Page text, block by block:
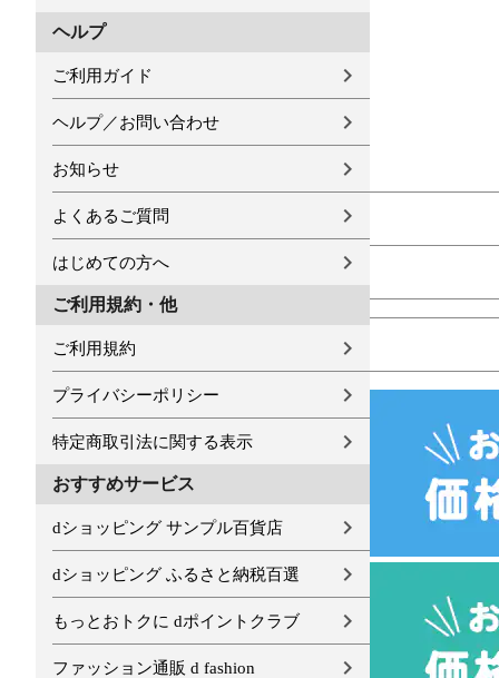
ヘルプ
ご利用ガイド
ヘルプ／お問い合わせ
お知らせ
よくあるご質問
はじめての方へ
ご利用規約・他
ご利用規約
プライバシーポリシー
特定商取引法に関する表示
おすすめサービス
dショッピング サンプル百貨店
dショッピング ふるさと納税百選
もっとおトクに dポイントクラブ
ファッション通販 d fashion